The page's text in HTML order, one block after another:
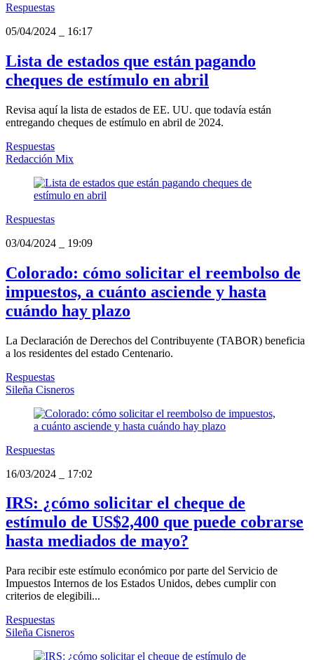
Respuestas
05/04/2024
16:17
Lista de estados que están pagando
cheques de estímulo en abril
Revisa aquí la lista de estados de EE. UU. que todavía están
entregando cheques de estímulo en abril de 2024.
Respuestas
Redacción Mix
Respuestas
03/04/2024
19:09
Colorado: cómo solicitar el reembolso de
impuestos, a cuánto asciende y hasta
cuándo hay plazo
La Declaración de Derechos del Contribuyente (TABOR) beneficia
a los residentes del estado Centenario.
Respuestas
Sileña Cisneros
Respuestas
16/03/2024
17:02
IRS: ¿cómo solicitar el cheque de
estímulo de US$2,400 que puede cobrarse
hasta mediados de mayo?
Para recibir este estímulo económico por parte del Servicio de
Impuestos Internos de los Estados Unidos, debes cumplir con
criterios de elegibili...
Respuestas
Sileña Cisneros